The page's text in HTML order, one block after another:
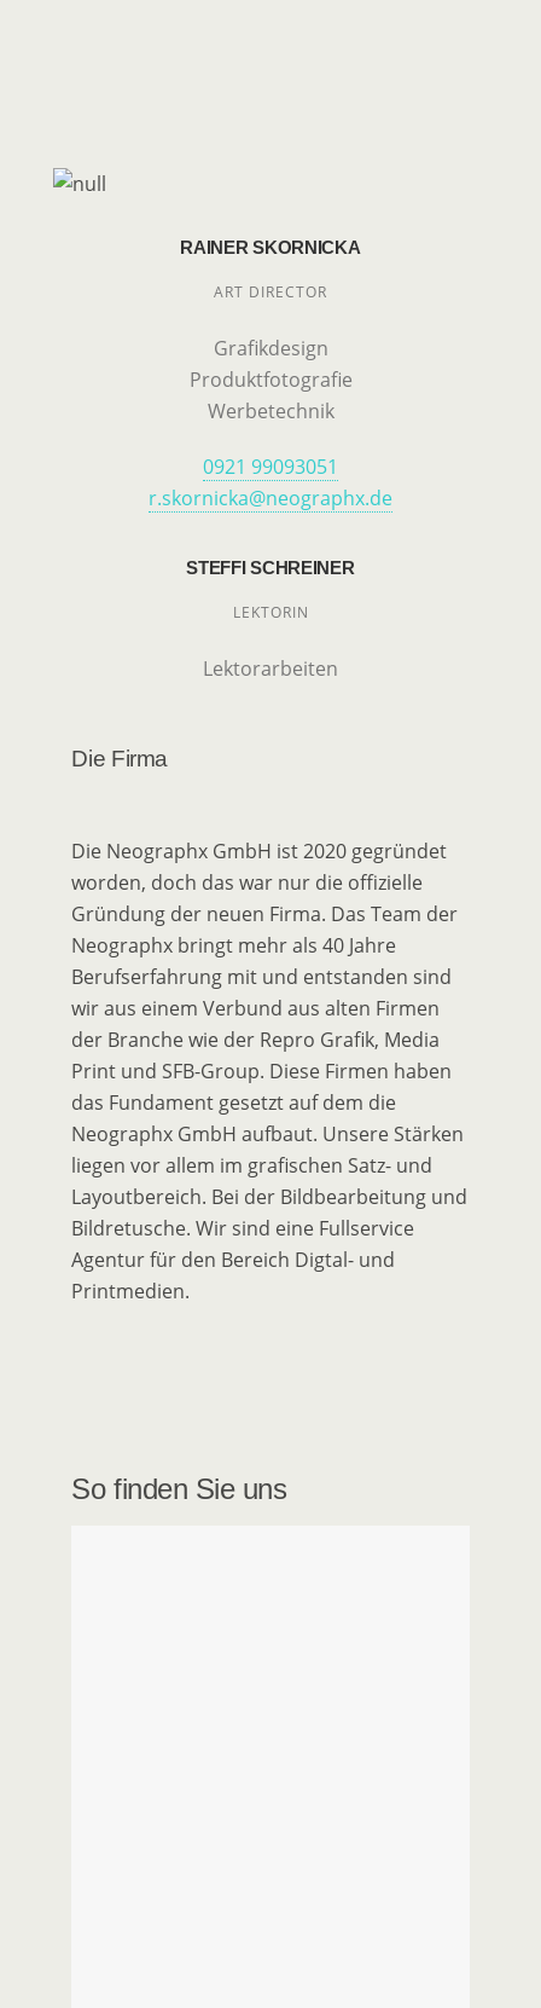
RAINER SKORNICKA
ART DIRECTOR
Grafikdesign
Produktfotografie
Werbetechnik
0921 99093051
r.skornicka@neographx.de
STEFFI SCHREINER
LEKTORIN
Lektorarbeiten
Die Firma
Die Neographx GmbH ist 2020 gegründet
worden, doch das war nur die offizielle
Gründung der neuen Firma. Das Team der
Neographx bringt mehr als 40 Jahre
Berufserfahrung mit und entstanden sind
wir aus einem Verbund aus alten Firmen
der Branche wie der Repro Grafik, Media
Print und SFB-Group. Diese Firmen haben
das Fundament gesetzt auf dem die
Neographx GmbH aufbaut. Unsere Stärken
liegen vor allem im grafischen Satz- und
Layoutbereich. Bei der Bildbearbeitung und
Bildretusche. Wir sind eine Fullservice
Agentur für den Bereich Digtal- und
Printmedien.
So finden Sie uns